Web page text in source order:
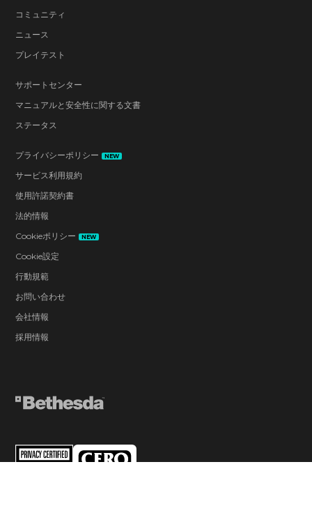
コミュニティ
ニュース
プレイテスト
サポートセンター
マニュアルと安全性に関する文書
ステータス
プライバシーポリシー NEW
サービス利用規約
使用許諾契約書
法的情報
Cookieポリシー
NEW
Cookie設定
行動規範
お問い合わせ
会社情報
採用情報